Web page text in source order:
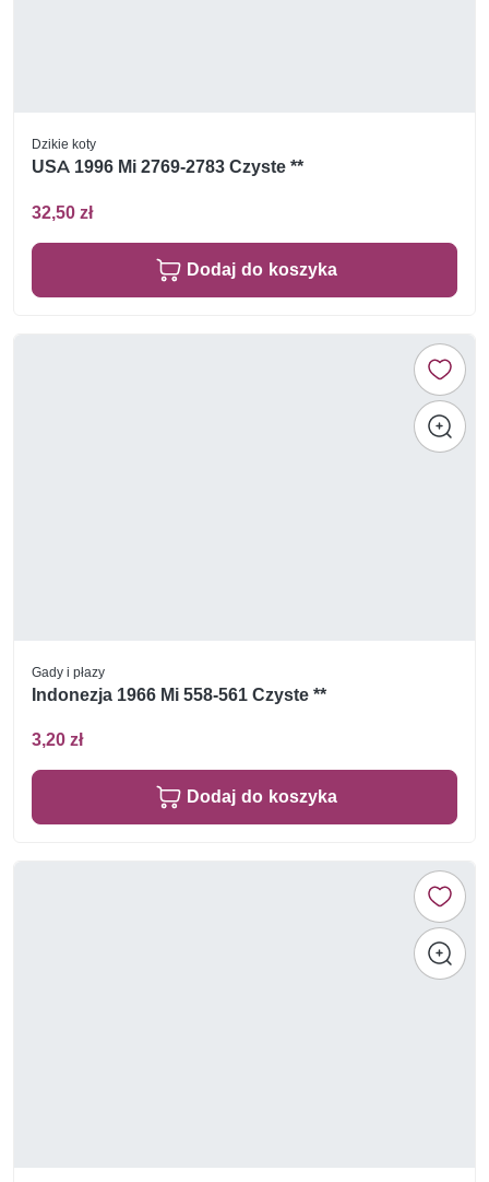
Dzikie koty
USA 1996 Mi 2769-2783 Czyste **
32,50 zł
Dodaj do koszyka
Gady i płazy
Indonezja 1966 Mi 558-561 Czyste **
3,20 zł
Dodaj do koszyka